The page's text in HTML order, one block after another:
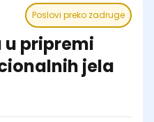
Poslovi preko zadruge
pripremi
jela